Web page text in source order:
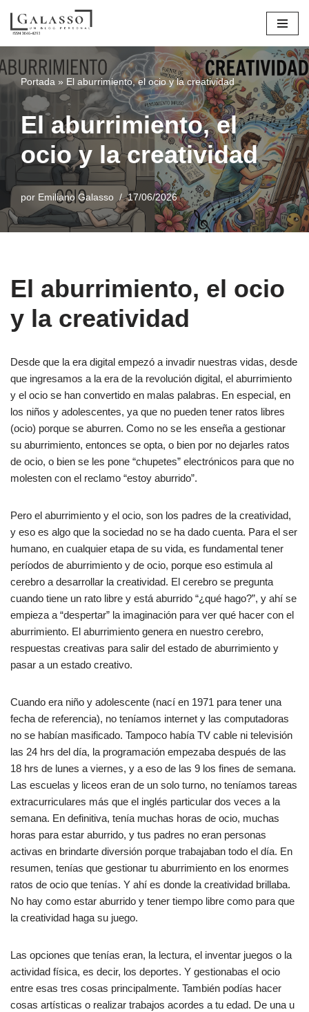
Saltar
contenido
Portada » El aburrimiento, el ocio y la creatividad
El aburrimiento, el
ocio y la creatividad
por Emiliano Galasso 17/06/2026
El aburrimiento, el ocio
y la creatividad
Desde que la era digital empezó a invadir nuestras vidas, desde
que ingresamos a la era de la revolución digital, el aburrimiento
y el ocio se han convertido en malas palabras. En especial, en
los niños y adolescentes, ya que no pueden tener ratos libres
(ocio) porque se aburren. Como no se les enseña a gestionar
su aburrimiento, entonces se opta, o bien por no dejarles ratos
de ocio, o bien se les pone “chupetes” electrónicos para que no
molesten con el reclamo “estoy aburrido”.
Pero el aburrimiento y el ocio, son los padres de la creatividad,
y eso es algo que la sociedad no se ha dado cuenta. Para el ser
humano, en cualquier etapa de su vida, es fundamental tener
períodos de aburrimiento y de ocio, porque eso estimula al
cerebro a desarrollar la creatividad. El cerebro se pregunta
cuando tiene un rato libre y está aburrido “¿qué hago?”, y ahí se
empieza a “despertar” la imaginación para ver qué hacer con el
aburrimiento. El aburrimiento genera en nuestro cerebro,
respuestas creativas para salir del estado de aburrimiento y
pasar a un estado creativo.
Cuando era niño y adolescente (nací en 1971 para tener una
fecha de referencia), no teníamos internet y las computadoras
no se habían masificado. Tampoco había TV cable ni televisión
las 24 hrs del día, la programación empezaba después de las
18 hrs de lunes a viernes, y a eso de las 9 los fines de semana.
Las escuelas y liceos eran de un solo turno, no teníamos tareas
extracurriculares más que el inglés particular dos veces a la
semana. En definitiva, tenía muchas horas de ocio, muchas
horas para estar aburrido, y tus padres no eran personas
activas en brindarte diversión porque trabajaban todo el día. En
resumen, tenías que gestionar tu aburrimiento en los enormes
ratos de ocio que tenías. Y ahí es donde la creatividad brillaba.
No hay como estar aburrido y tener tiempo libre como para que
la creatividad haga su juego.
Las opciones que tenías eran, la lectura, el inventar juegos o la
actividad física, es decir, los deportes. Y gestionabas el ocio
entre esas tres cosas principalmente. También podías hacer
cosas artísticas o realizar trabajos acordes a tu edad. De una u